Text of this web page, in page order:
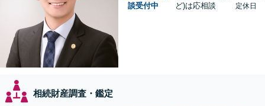
談受付中
ど)は応相談
定休日
相続財産調査・鑑定